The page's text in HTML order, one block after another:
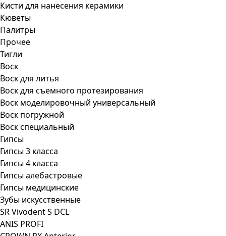
Кисти для нанесения керамики
Кюветы
Палитры
Прочее
Тигли
Воск
Воск для литья
Воск для съемного протезирования
Воск моделировочный универсальный
Воск погружной
Воск специальный
Гипсы
Гипсы 3 класса
Гипсы 4 класса
Гипсы алебастровые
Гипсы медицинские
Зубы искусственные
SR Vivodent S DCL
ANIS PROFI